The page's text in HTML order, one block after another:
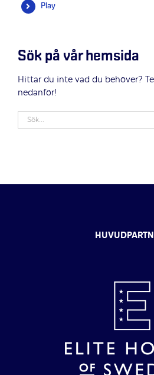
Play
Sök på vår hemsida
Hittar du inte vad du behöver?
nedanför!
Sök
efter: